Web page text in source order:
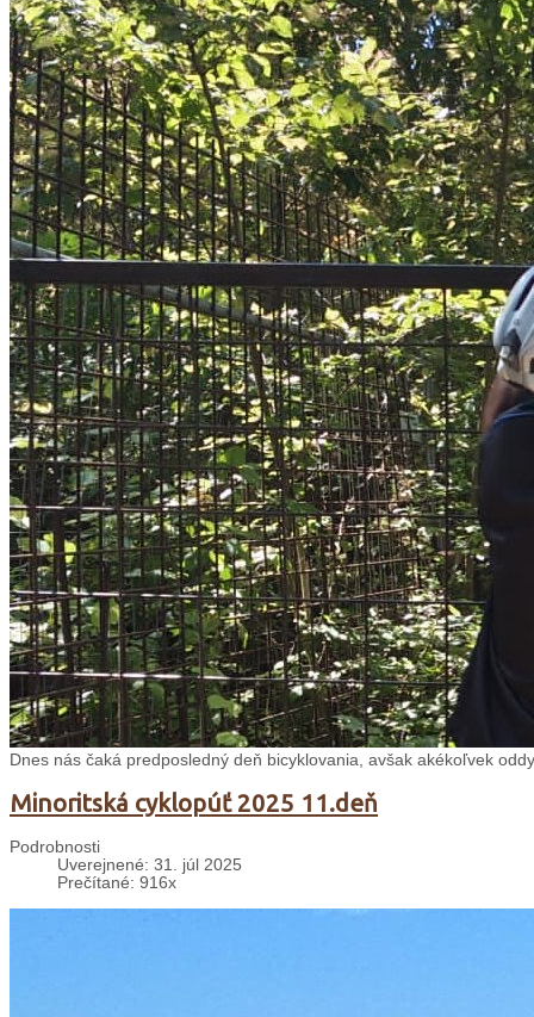
Dnes nás čaká predposledný deň bicyklovania, avšak akékoľvek
Minoritská cyklopúť 2025 11.deň
Podrobnosti
Uverejnené: 31. júl 2025
Prečítané: 916x